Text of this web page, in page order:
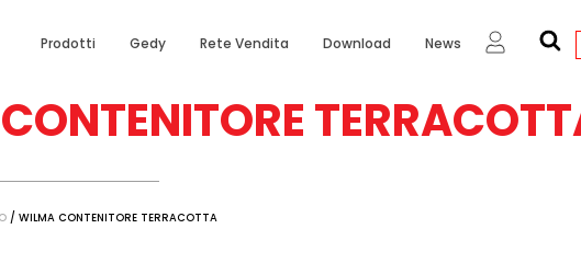
Prodotti Gedy Rete Vendita Download News
/ WILMA CONTENITORE TERRACOTTA